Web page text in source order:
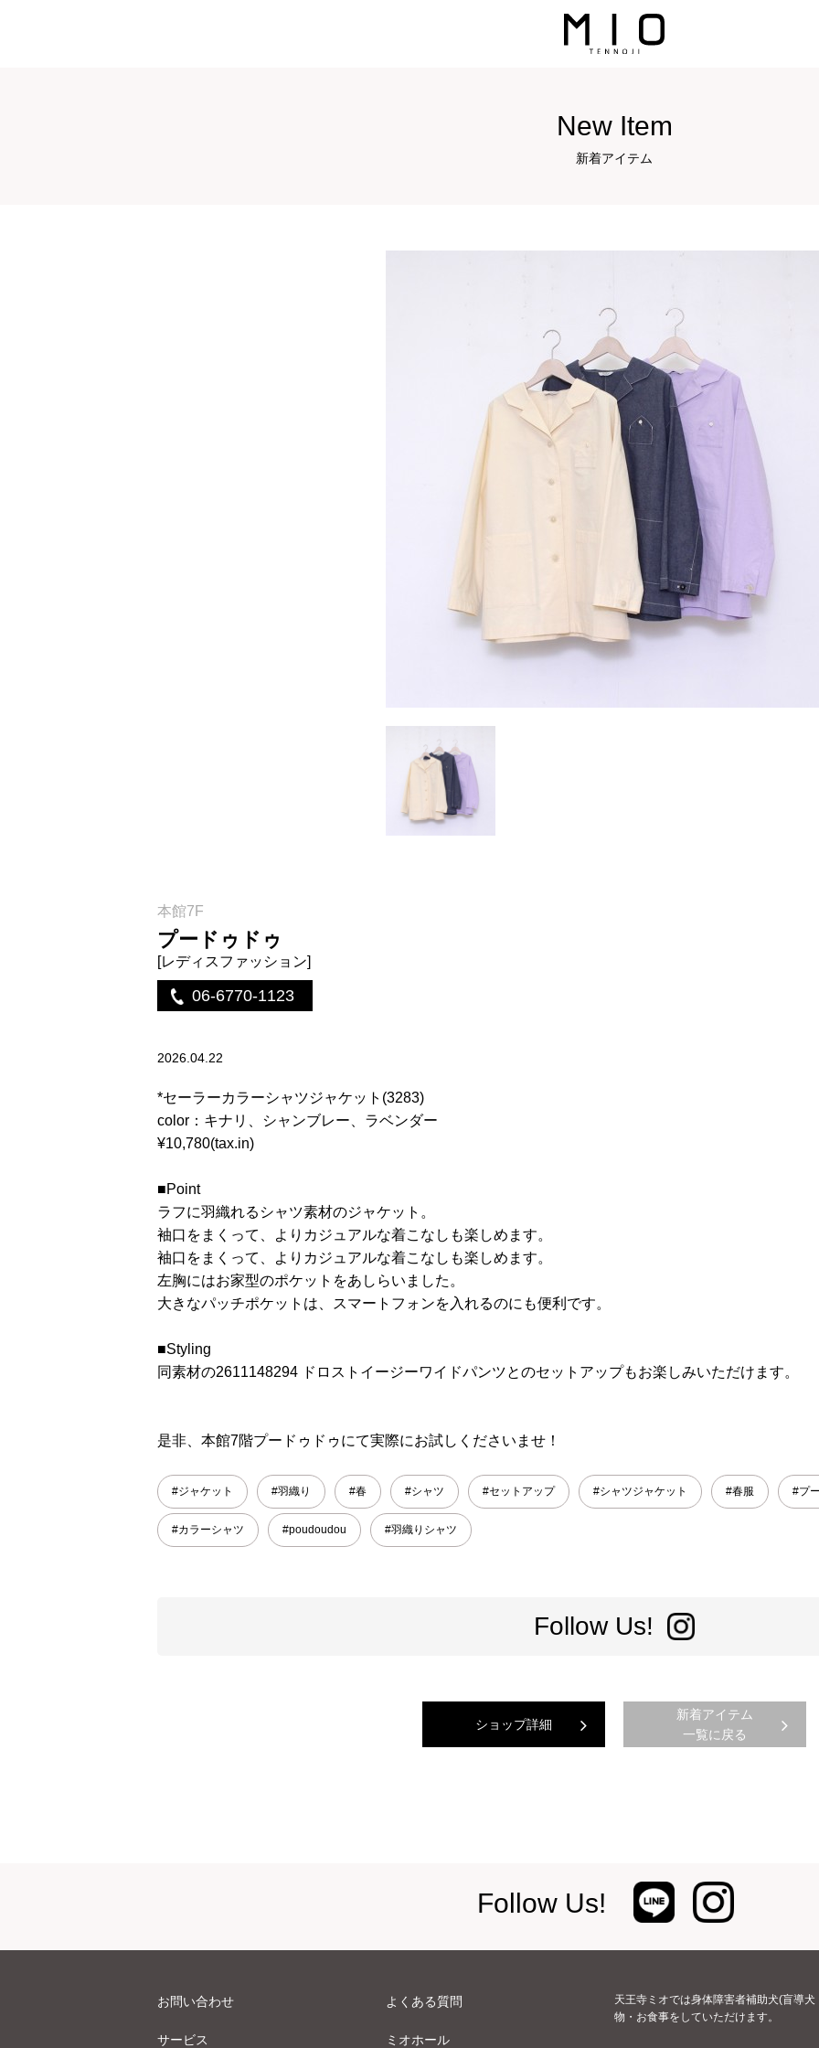
New Item
新着アイテム
本館7F
プードゥドゥ
[レディスファッション]
06-6770-1123
2026.04.22
*セーラーカラーシャツジャケット(3283)
color：キナリ、シャンブレー、ラベンダー
¥10,780(tax.in)
■Point
ラフに羽織れるシャツ素材のジャケット。
袖口をまくって、よりカジュアルな着こなしも楽しめます。
袖口をまくって、よりカジュアルな着こなしも楽しめます。
左胸にはお家型のポケットをあしらいました。
大きなパッチポケットは、スマートフォンを入れるのにも便利です。
■Styling
同素材の2611148294 ドロストイージーワイドパンツとのセットアップもお楽しみいただけます。
是非、本館7階プードゥドゥにて実際にお試しくださいませ！
#ジャケット #羽織り #春 #シャツ #セットアップ #シャツジャケット #春服 #プ
#カラーシャツ #poudoudou #羽織りシャツ
Follow Us!
ショップ詳細
新着アイテム
一覧に戻る
Follow Us!
お問い合わせ よくある質問
サービス ミオホール
天王寺ミオでは身体障害者補助犬(盲導
物・お食事をしていただけます。